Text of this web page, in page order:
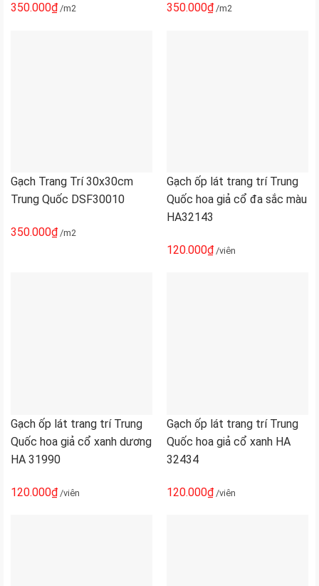
350.000₫/m2 350.000₫/m2
Gạch Trang Trí 30x30cm
Trung Quốc DSF30010
350.000₫/m2
Gạch ốp lát trang trí Trung
Quốc hoa giả cổ đa sắc màu
HA32143
120.000₫/viên
Gạch ốp lát trang trí Trung
Quốc hoa giả cổ xanh dương
HA 31990
120.000₫/viên
Gạch ốp lát trang trí Trung
Quốc hoa giả cổ xanh HA
32434
120.000₫/viên